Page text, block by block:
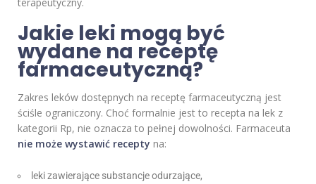
Jakie leki mogą być
wydane na receptę
farmaceutyczną?
Zakres leków dostępnych na receptę farmaceutyczną jest
ściśle ograniczony. Choć formalnie jest to recepta na lek z
kategorii Rp, nie oznacza to pełnej dowolności. Farmaceuta
nie może wystawić recepty na:
leki zawierające substancje odurzające,